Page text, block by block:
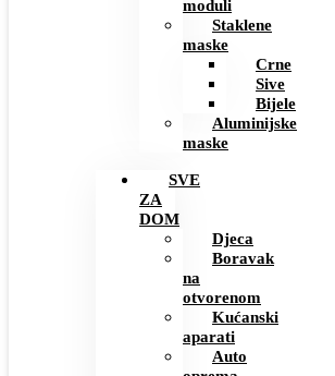
moduli
Staklene
maske
Crne
Sive
Bijele
Aluminijske
maske
SVE
ZA
DOM
Djeca
Boravak
na
otvorenom
Kućanski
aparati
Auto